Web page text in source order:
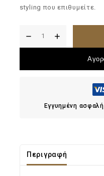
styling που επιθυμείτε.
Εγγυημένη
Περιγραφή